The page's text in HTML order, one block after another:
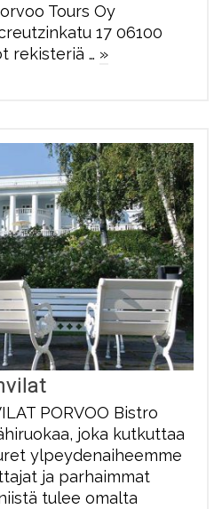
Tours Oy
17 06100
rekisteriä … »
PORVOO Bistro
joka kutkuttaa
ylpeydenaiheemme
ja parhaimmat
tulee omalta